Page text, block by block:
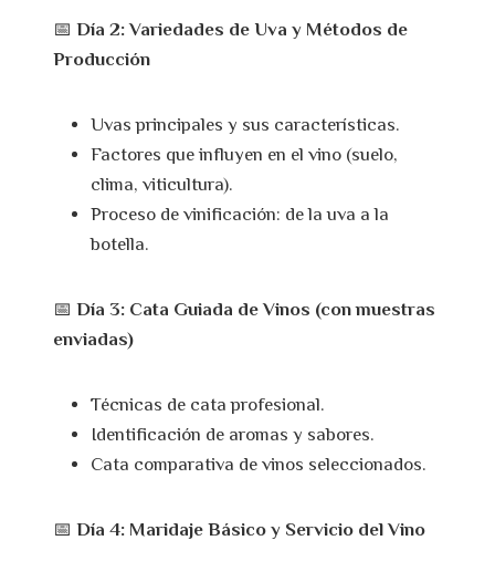
📅 Día 2: Variedades de Uva y Métodos de
Producción
Uvas principales y sus características.
Factores que influyen en el vino (suelo,
clima, viticultura).
Proceso de vinificación: de la uva a la
botella.
📅 Día 3: Cata Guiada de Vinos (con muestras
enviadas)
Técnicas de cata profesional.
Identificación de aromas y sabores.
Cata comparativa de vinos seleccionados.
📅 Día 4: Maridaje Básico y Servicio del Vino